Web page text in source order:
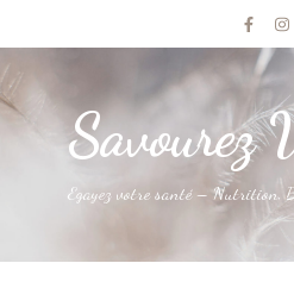
Savourez
Egayez votre santé – Nutrition,